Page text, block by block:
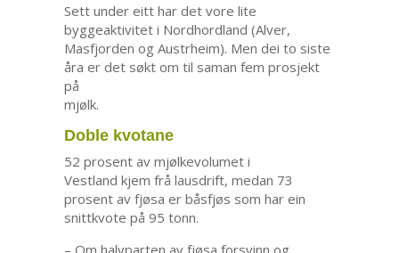
Sett under eitt har det vore lite
byggeaktivitet i Nordhordland (Alver,
Masfjorden og Austrheim). Men dei to siste
åra er det søkt om til saman fem prosjekt
på
mjølk.
Doble kvotane
52 prosent av mjølkevolumet i
Vestland kjem frå lausdrift, medan 73
prosent av fjøsa er båsfjøs som har ein
snittkvote på 95 tonn.
– Om halvparten av fjøsa forsvinn og